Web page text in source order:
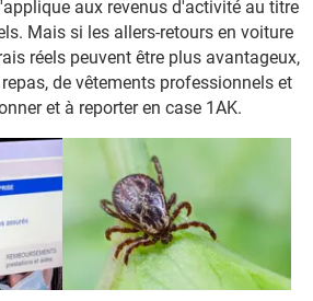
aux revenus d'activité au titre
Mais si les allers-retours en voiture
réels peuvent être plus avantageux,
de vêtements professionnels et
et à reporter en case 1AK.